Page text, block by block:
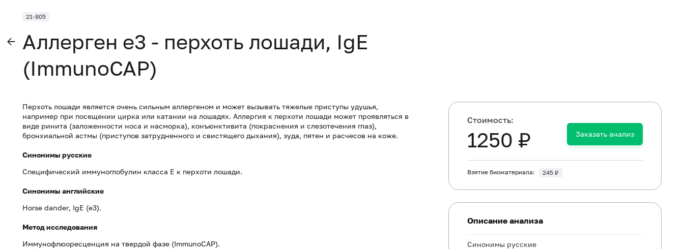
21-805
Аллерген e3 - перхоть лошади, IgE
(ImmunoCAP)
Перхоть лошади является очень сильным аллергеном и может вызывать тяжелые приступы удушья,
например при посещении цирка или катании на лошадях. Аллергия к перхоти лошади может проявляться в
виде ринита (заложенности носа и насморка), конъюнктивита (покраснения и слезотечения глаз),
бронхиальной астмы (приступов затрудненного и свистящего дыхания), зуда, пятен и расчесов на коже.
Синонимы русские
Специфический иммуноглобулин класса Е к перхоти лошади.
Синонимы английские
Horse dander, IgE (e3).
Метод исследования
Иммунофлюоресценция на твердой фазе (ImmunoCAP).
Cтоимость:
1250 ₽ Заказать анализ
Взятие биоматериала: 245 ₽
Описание анализа
Синонимы русские